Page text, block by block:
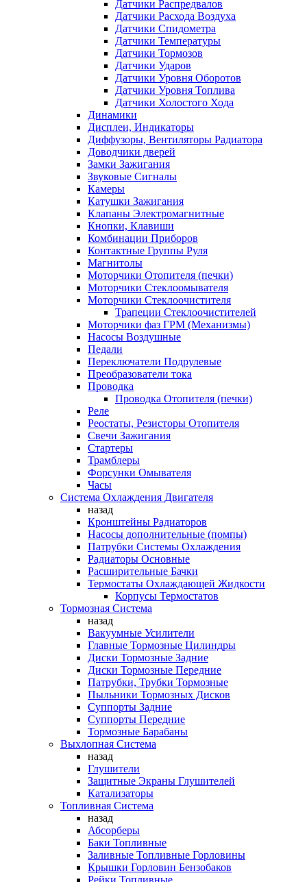
Датчики Распредвалов
Датчики Расхода Воздуха
Датчики Спидометра
Датчики Температуры
Датчики Тормозов
Датчики Ударов
Датчики Уровня Оборотов
Датчики Уровня Топлива
Датчики Холостого Хода
Динамики
Дисплеи, Индикаторы
Диффузоры, Вентиляторы Радиатора
Доводчики дверей
Замки Зажигания
Звуковые Сигналы
Камеры
Катушки Зажигания
Клапаны Электромагнитные
Кнопки, Клавиши
Комбинации Приборов
Контактные Группы Руля
Магнитолы
Моторчики Отопителя (печки)
Моторчики Стеклоомывателя
Моторчики Стеклоочистителя
Трапеции Стеклоочистителей
Моторчики фаз ГРМ (Механизмы)
Насосы Воздушные
Педали
Переключатели Подрулевые
Преобразователи тока
Проводка
Проводка Отопителя (печки)
Реле
Реостаты, Резисторы Отопителя
Свечи Зажигания
Стартеры
Трамблеры
Форсунки Омывателя
Часы
Система Охлаждения Двигателя
назад
Кронштейны Радиаторов
Насосы дополнительные (помпы)
Патрубки Системы Охлаждения
Радиаторы Основные
Расширительные Бачки
Термостаты Охлаждающей Жидкости
Корпусы Термостатов
Тормозная Система
назад
Вакуумные Усилители
Главные Тормозные Цилиндры
Диски Тормозные Задние
Диски Тормозные Передние
Патрубки, Трубки Тормозные
Пыльники Тормозных Дисков
Суппорты Задние
Суппорты Передние
Тормозные Барабаны
Выхлопная Система
назад
Глушители
Защитные Экраны Глушителей
Катализаторы
Топливная Система
назад
Абсорберы
Баки Топливные
Заливные Топливные Горловины
Крышки Горловин Бензобаков
Рейки Топливные